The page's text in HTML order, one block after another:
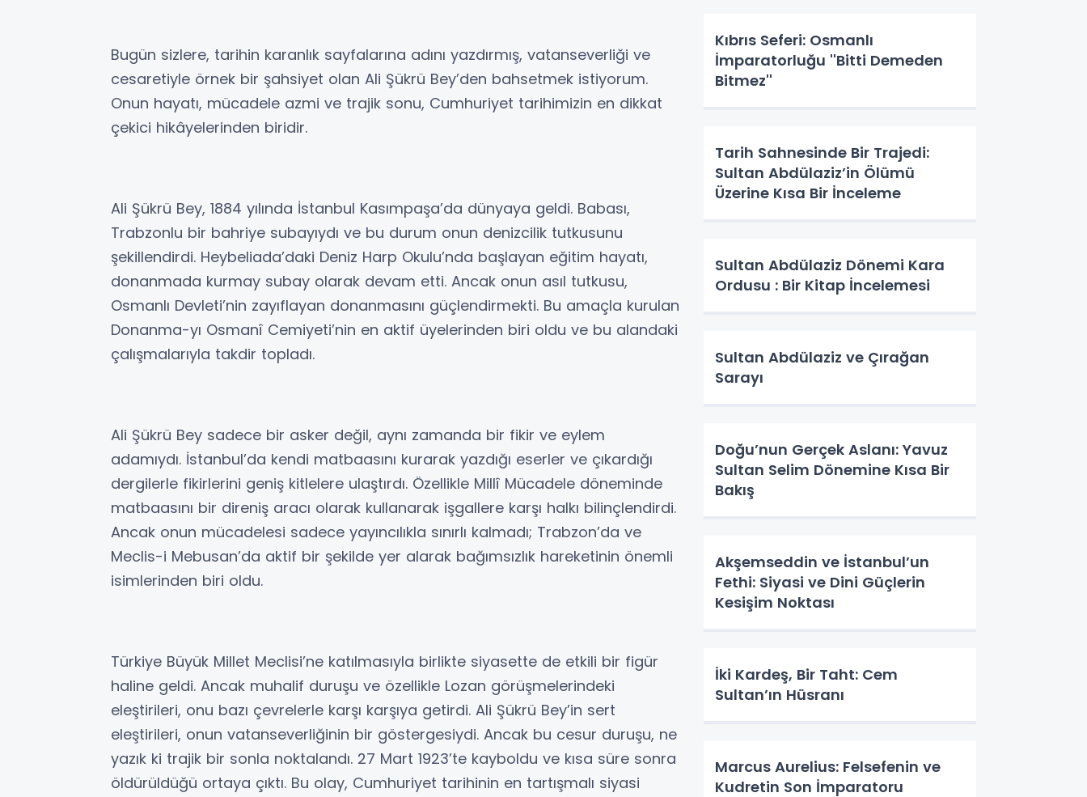
Bugün sizlere, tarihin karanlık sayfalarına adını yazdırmış, vatanseverliği ve
cesaretiyle örnek bir şahsiyet olan Ali Şükrü Bey’den bahsetmek istiyorum.
Onun hayatı, mücadele azmi ve trajik sonu, Cumhuriyet tarihimizin en dikkat
çekici hikâyelerinden biridir.
Ali Şükrü Bey, 1884 yılında İstanbul Kasımpaşa’da dünyaya geldi. Babası,
Trabzonlu bir bahriye subayıydı ve bu durum onun denizcilik tutkusunu
şekillendirdi. Heybeliada’daki Deniz Harp Okulu’nda başlayan eğitim hayatı,
donanmada kurmay subay olarak devam etti. Ancak onun asıl tutkusu,
Osmanlı Devleti’nin zayıflayan donanmasını güçlendirmekti. Bu amaçla kurulan
Donanma-yı Osmanî Cemiyeti’nin en aktif üyelerinden biri oldu ve bu alandaki
çalışmalarıyla takdir topladı.
Ali Şükrü Bey sadece bir asker değil, aynı zamanda bir fikir ve eylem
adamıydı. İstanbul’da kendi matbaasını kurarak yazdığı eserler ve çıkardığı
dergilerle fikirlerini geniş kitlelere ulaştırdı. Özellikle Millî Mücadele döneminde
matbaasını bir direniş aracı olarak kullanarak işgallere karşı halkı bilinçlendirdi.
Ancak onun mücadelesi sadece yayıncılıkla sınırlı kalmadı; Trabzon’da ve
Meclis-i Mebusan’da aktif bir şekilde yer alarak bağımsızlık hareketinin önemli
isimlerinden biri oldu.
Türkiye Büyük Millet Meclisi’ne katılmasıyla birlikte siyasette de etkili bir figür
haline geldi. Ancak muhalif duruşu ve özellikle Lozan görüşmelerindeki
eleştirileri, onu bazı çevrelerle karşı karşıya getirdi. Ali Şükrü Bey’in sert
eleştirileri, onun vatanseverliğinin bir göstergesiydi. Ancak bu cesur duruşu, ne
yazık ki trajik bir sonla noktalandı. 27 Mart 1923’te kayboldu ve kısa süre sonra
öldürüldüğü ortaya çıktı. Bu olay, Cumhuriyet tarihinin en tartışmalı siyasi
Kıbrıs Seferi: Osmanlı
İmparatorluğu ''Bitti Demeden
Bitmez''
Tarih Sahnesinde Bir Trajedi:
Sultan Abdülaziz’in Ölümü
Üzerine Kısa Bir İnceleme
Sultan Abdülaziz Dönemi Kara
Ordusu : Bir Kitap İncelemesi
Sultan Abdülaziz ve Çırağan
Sarayı
Doğu’nun Gerçek Aslanı: Yavuz
Sultan Selim Dönemine Kısa Bir
Bakış
Akşemseddin ve İstanbul’un
Fethi: Siyasi ve Dini Güçlerin
Kesişim Noktası
İki Kardeş, Bir Taht: Cem
Sultan’ın Hüsranı
Marcus Aurelius: Felsefenin ve
Kudretin Son İmparatoru